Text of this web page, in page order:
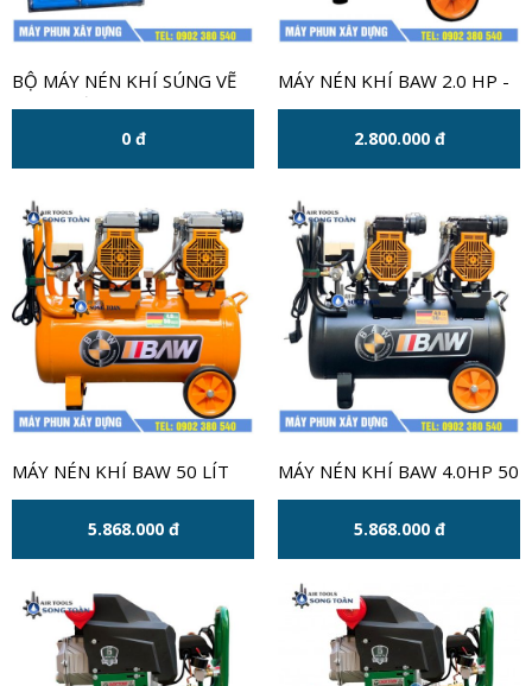
BỘ MÁY NÉN KHÍ SÚNG VẼ
MỸ THUẬT CHÍNH HÃNG
0 đ
MÁY NÉN KHÍ BAW 2.0 HP -
30 LÍT
2.800.000 đ
MÁY NÉN KHÍ BAW 50 LÍT
MÀU CAM
5.868.000 đ
MÁY NÉN KHÍ BAW 4.0HP 50
LÍT
5.868.000 đ